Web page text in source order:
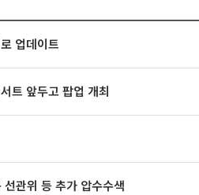
업데이트
트 앞두고 팝업 개최
관위 등 추가 압수수색